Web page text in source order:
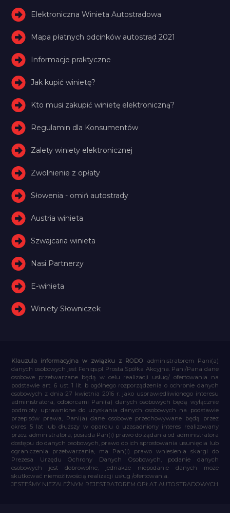
Elektroniczna Winieta Autostradowa
Mapa płatnych odcinków autostrad 2021
Informacje praktyczne
Jak kupić winietę?
Kto musi zakupić winietę elektroniczną?
Regulamin dla Konsumentów
Zalety winiety elektronicznej
Zwolnienie z opłaty
Słowenia - omiń autostrady
Austria winieta
Szwajcaria winieta
Nasi Partnerzy
E-winieta
Winiety Słowniczek
Klauzula informacyjna w związku z RODO administratorem Pani(a)
danych osobowych jest Feniqs.pl Prosta Spółka Akcyjna. Pani/Pana dane
osobowe przetwarzane będą w celu realizacji usług/ ofertowania na
podstawie art. 6 ust. 1 lit. b ogólnego rozporządzenia o ochronie danych
osobowych z dnia 27 kwietnia 2016 r. jako usprawiedliwionego interesu
administratora, odbiorcami Pani(a) danych osobowych będą wyłącznie
podmioty uprawnione do uzyskania danych osobowych na podstawie
przepisów prawa, Pani(a) dane osobowe przechowywane będą przez
okres 5 lat lub dłuższy w oparciu o uzasadniony interes realizowany
przez administratora, posiada Pan(i) prawo do żądania od administratora
dostępu do danych osobowych, prawo do ich sprostowania usunięcia lub
ograniczenia przetwarzania, ma Pan(i) prawo wniesienia skargi do
Prezesa Urzędu Ochrony Danych Osobowych, podanie danych
osobowych jest dobrowolne, jednakże niepodanie danych może
skutkować niemożliwością realizacji usług /ofertowania.
JESTEŚMY NIEZALEŻNYM REJESTRATOREM OPŁAT AUTOSTRADOWYCH